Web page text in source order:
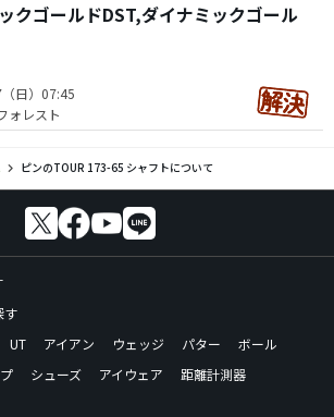
クゴールドDST,ダイナミックゴール
日）07:45
レスト
ピンのTOUR 173-65 シャフトについて
す
UT アイアン ウェッジ パター
ボール
シューズ アイウェア
距離計測器